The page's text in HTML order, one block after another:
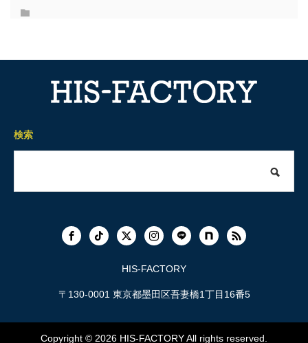
検索
HIS-FACTORY
〒130-0001 東京都墨田区吾妻橋1丁目16番5
Copyright © 2026 HIS-FACTORYAll rights reserved.